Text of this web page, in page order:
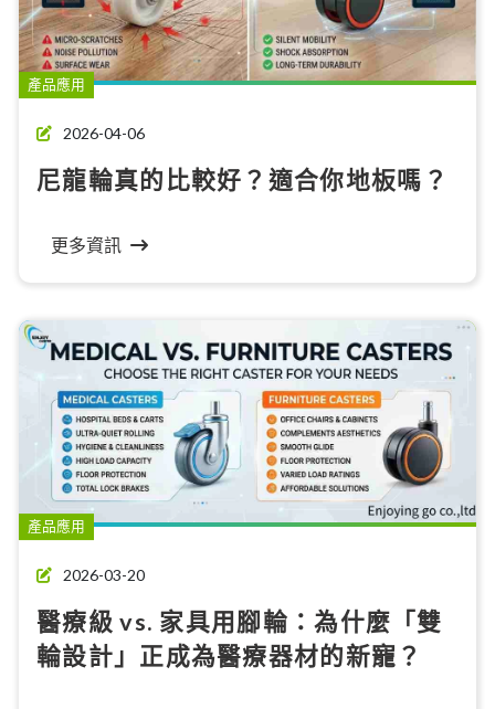
產品應用
2026-04-06
尼龍輪真的比較好？適合你地板嗎？
更多資訊
產品應用
2026-03-20
醫療級 vs. 家具用腳輪：為什麼「雙
輪設計」正成為醫療器材的新寵？